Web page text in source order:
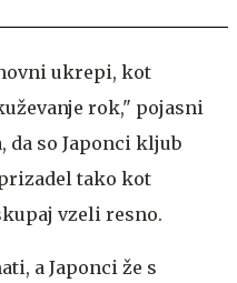
ukrepi, kot
rok," pojasni
da so Japonci kljub
tako kot
vzeli resno.
a Japonci že s